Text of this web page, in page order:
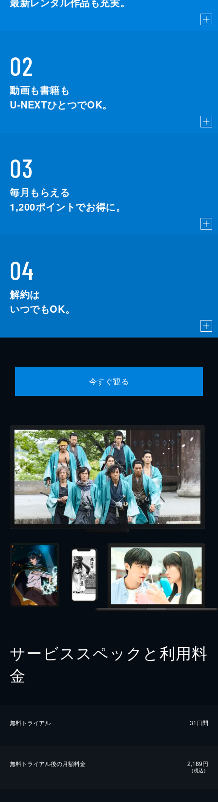
02
動画も書籍も
U-NEXTひとつでOK。
03
毎月もらえる
1,200ポイントでお得に。
04
解約は
いつでもOK。
今すぐ観る
サービススペックと利用料
金
無料トライアル 31日間
無料トライアル後の⽉額料金 2,189円
（税込）